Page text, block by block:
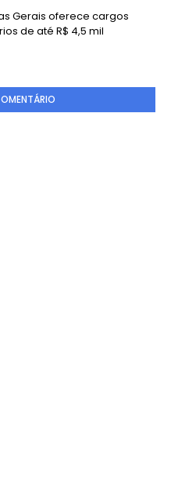
Gerais oferece cargos
de até R$ 4,5 mil